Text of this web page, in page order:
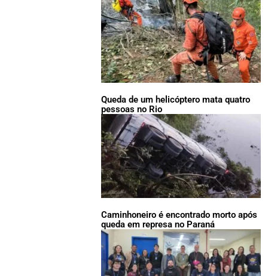
Queda de um helicóptero mata quatro
pessoas no Rio
Caminhoneiro é encontrado morto após
queda em represa no Paraná